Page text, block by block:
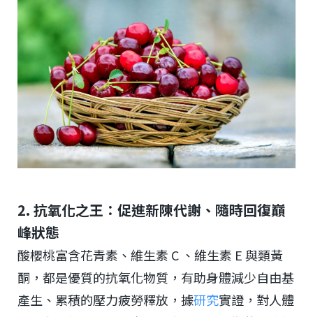
2. 抗氧化之王：促進新陳代謝、隨時回復巔
峰狀態
酸櫻桃富含花青素、維生素 C 、維生素 E 與類黃
酮，都是優質的抗氧化物質，有助身體減少自由基
產生、累積的壓力疲勞釋放，據研究實證，對人體